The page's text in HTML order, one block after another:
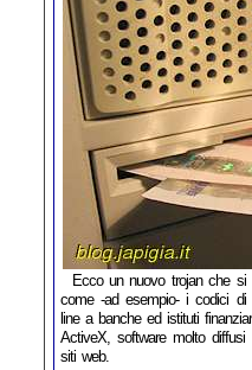
Ecco un nuovo trojan che si
come -ad esempio- i codici
line a banche ed istituti
ActiveX, software molto
siti web.